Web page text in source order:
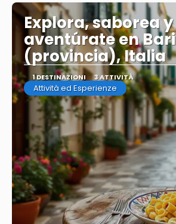
Explora, saborea y
aventúrate en Bari
(provincia), Italia
1 DESTINAZIONI 3 ATTIVITÀ
Attività ed Esperienze